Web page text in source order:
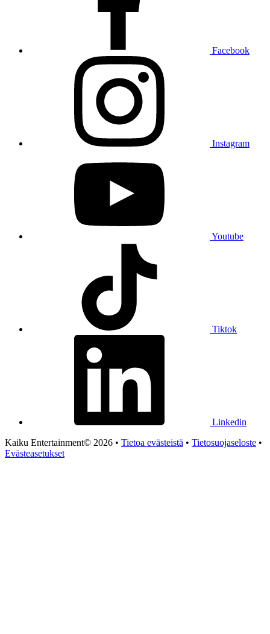
Facebook
Instagram
Youtube
Tiktok
Linkedin
Kaiku Entertainment© 2026 • Tietoa evästeistä • Tietosuojaseloste •
Evästeasetukset